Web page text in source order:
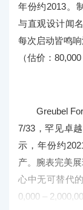
年份约2013。
与直观设计闻
每次启动皆鸣
（估价：